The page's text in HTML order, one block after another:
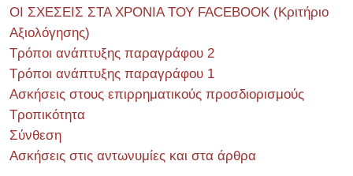
ΟΙ ΣΧΕΣΕΙΣ ΣΤΑ ΧΡΟΝΙΑ ΤΟΥ FACEBOOK (Kριτήριο
Αξιολόγησης)
Τρόποι ανάπτυξης παραγράφου 2
Τρόποι ανάπτυξης παραγράφου 1
Ασκήσεις στους επιρρηματικούς προσδιορισμούς
Τροπικότητα
Σύνθεση
Ασκήσεις στις αντωνυμίες και στα άρθρα